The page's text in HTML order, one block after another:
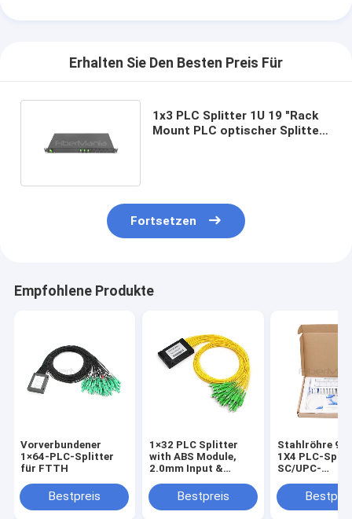
Erhalten Sie Den Besten Preis Für
1x3 PLC Splitter 1U 19 "Rack
Mount PLC optischer Splitter
Fortsetzen
Empfohlene Produkte
Vorverbundener
1×64-PLC-Splitter
für FTTH
Bestpreis
1×32 PLC Splitter
with ABS Module,
2.0mm Input &
Bestpreis
Stahlröhre
1X4 PLC-
SC/UPC-